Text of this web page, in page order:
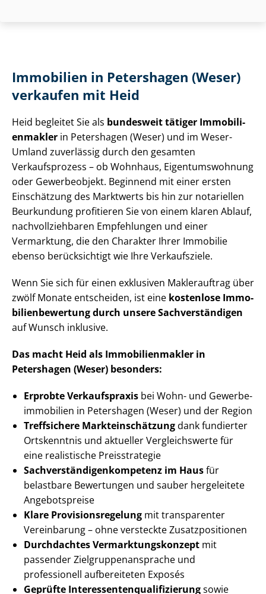
Immobilien in Petershagen (Weser)
verkaufen mit Heid
Heid begleitet Sie als bundesweit tätiger Im­mo­bi­li­
en­mak­ler in Petershagen (Weser) und im Weser-
Umland zuverlässig durch den gesamten
Verkaufsprozess – ob Wohnhaus, Ei­gen­tums­woh­nung
oder Gewerbeobjekt. Beginnend mit einer ersten
Einschätzung des Marktwerts bis hin zur notariellen
Beurkundung profitieren Sie von einem klaren Ablauf,
nach­voll­zieh­ba­ren Empfehlungen und einer
Vermarktung, die den Charakter Ihrer Immobilie
ebenso berücksichtigt wie Ihre Verkaufsziele.
Wenn Sie sich für einen exklusiven Maklerauftrag über
zwölf Monate entscheiden, ist eine kostenlose Im­mo­
bi­li­en­be­wer­tung durch unsere Sach­ver­stän­di­gen
auf Wunsch inklusive.
Das macht Heid als Im­mo­bi­li­en­mak­ler in
Petershagen (Weser) besonders:
Erprobte Verkaufspraxis bei Wohn- und Ge­wer­be­
im­mo­bi­li­en in Petershagen (Weser) und der Region
Treffsichere Markt­ein­schät­zungdank fundierter
Ortskenntnis und aktueller Vergleichswerte für
eine realistische Preisstrategie
Sach­ver­stän­di­gen­kom­pe­tenz im Hausfür
belastbare Bewertungen und sauber hergeleitete
Angebotspreise
Klare Pro­vi­si­ons­re­ge­lung mit transparenter
Vereinbarung – ohne versteckte Zu­satz­po­si­tio­nen
Durchdachtes Ver­mark­tungs­kon­zept mit
passender Ziel­grup­pen­an­spra­che und
professionell aufbereiteten Exposés
Geprüfte In­ter­es­sen­ten­qua­li­fi­zie­rungsowie